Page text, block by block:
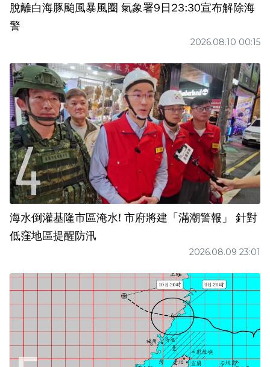
脫離白海豚颱風暴風圈 氣象署9日23:30宣布解除海
警
2026.08.10 00:15
海水倒灌基隆市區淹水! 市府將建「滿潮警報」 針對
低窪地區提醒防汛
2026.08.09 23:01